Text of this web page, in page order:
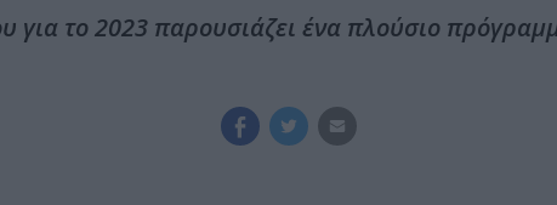
για το 2023 παρουσιάζει ένα πλούσιο